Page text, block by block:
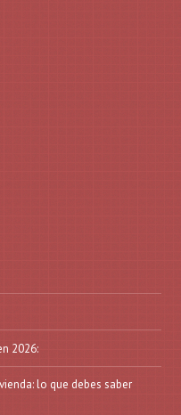
2026:
lo que debes saber